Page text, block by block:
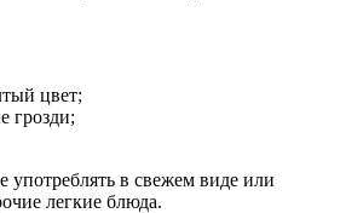
цвет;
грозди;
в свежем виде или
легкие блюда.